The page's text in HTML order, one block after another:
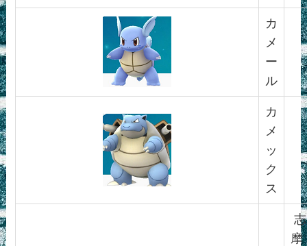
カ
メ
ー
ル
カ
メ
ッ
ク
ス
志
摩